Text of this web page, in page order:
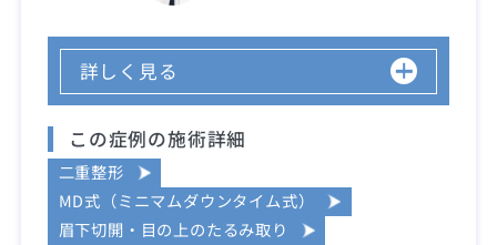
詳しく見る
この症例の施術詳細
二重整形
MD式（ミニマムダウンタイム式）
眉下切開・目の上のたるみ取り